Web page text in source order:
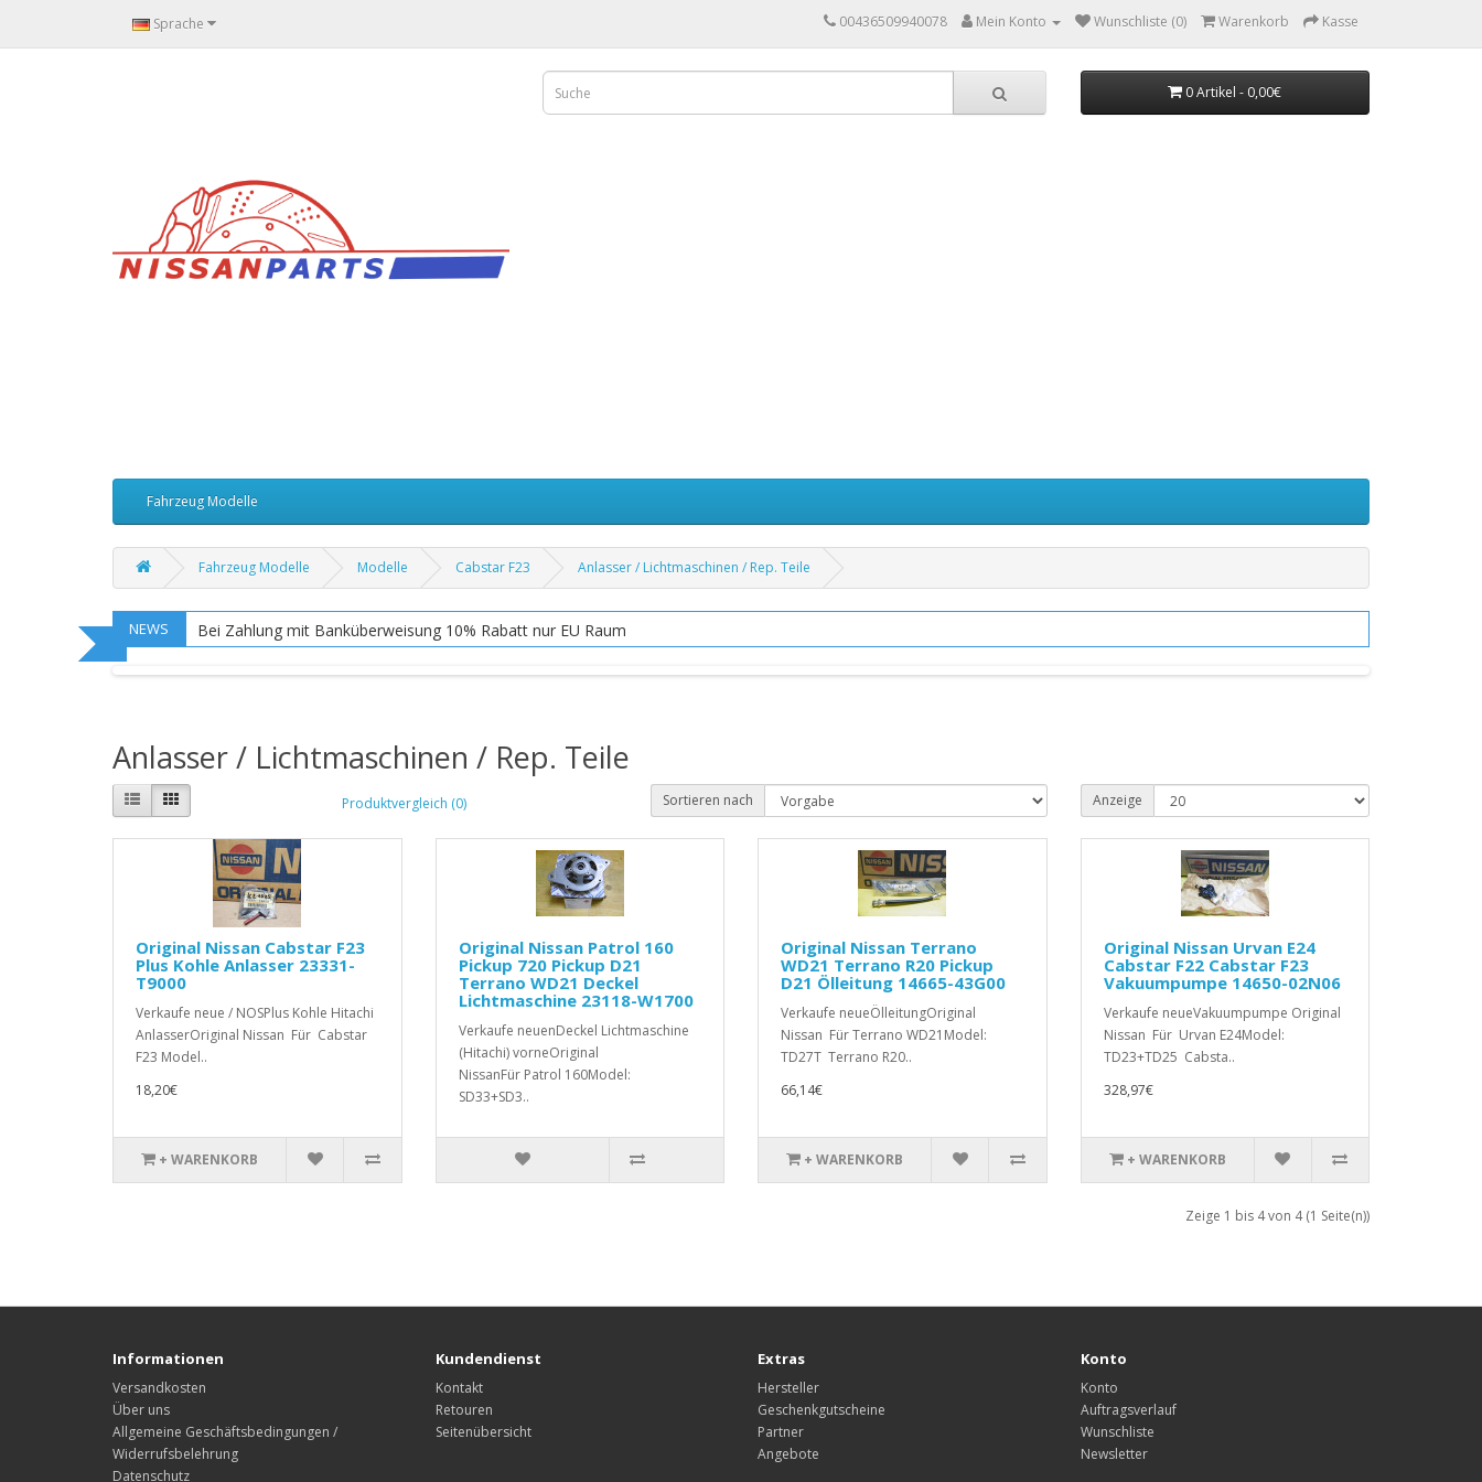
Sprache 00436509940078 Mein Konto Wunschliste (0) Warenkorb Kasse
0 Artikel - 0,00€
Fahrzeug Modelle
Fahrzeug Modelle Modelle Cabstar F23 Anlasser / Lichtmaschinen / Rep. Teile
NEWS Bei Zahlung mit Banküberweisung 10% Rabatt nur EU Raum
Anlasser / Lichtmaschinen / Rep. Teile
Produktvergleich (0) Sortieren nach Anzeige
Original Nissan Cabstar F23
Plus Kohle Anlasser 23331-
T9000
Verkaufe neue / NOSPlus Kohle Hitachi
AnlasserOriginal Nissan Für Cabstar
F23 Model..
18,20€
+ WARENKORB
Original Nissan Patrol 160
Pickup 720 Pickup D21
Terrano WD21 Deckel
Lichtmaschine 23118-W1700
Verkaufe neuenDeckel Lichtmaschine
(Hitachi) vorneOriginal
NissanFür Patrol 160Model:
SD33+SD3..
Original Nissan Terrano
WD21 Terrano R20 Pickup
D21 Ölleitung 14665-43G00
Verkaufe neueÖlleitungOriginal
Nissan Für Terrano WD21Model:
TD27T Terrano R20..
66,14€
+ WARENKORB
Original Nissan Urvan E24
Cabstar F22 Cabstar F23
Vakuumpumpe 14650-02N06
Verkaufe neueVakuumpumpe Original
Nissan Für Urvan E24Model:
TD23+TD25 Cabsta..
328,97€
+ WARENKORB
Zeige 1 bis 4 von 4 (1 Seite(n))
Informationen
Versandkosten
Über uns
Allgemeine Geschäftsbedingungen /
Widerrufsbelehrung
Datenschutz
Kundendienst
Kontakt
Retouren
Seitenübersicht
Extras
Hersteller
Geschenkgutscheine
Partner
Angebote
Konto
Konto
Auftragsverlauf
Wunschliste
Newsletter